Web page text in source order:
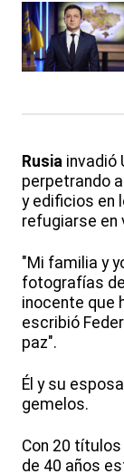
Rusia invadió
perpetrando
y edificios en
refugiarse en
"Mi familia y
fotografías
inocente que
escribió
paz".
Él y su
gemelos.
Con 20
de 40 años